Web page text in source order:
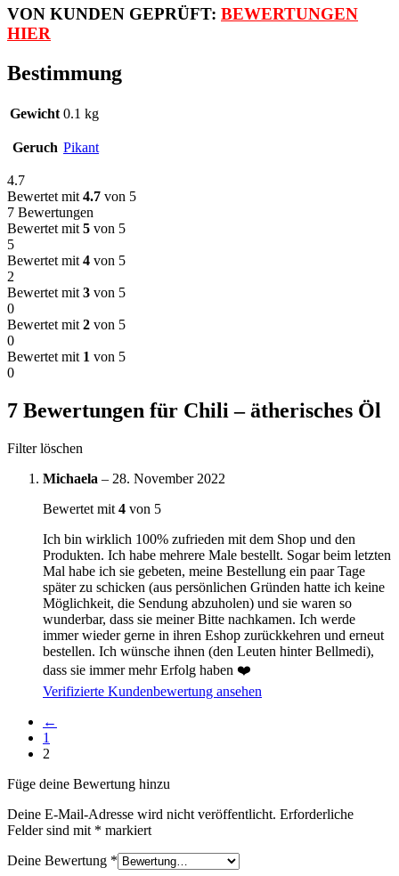
VON KUNDEN GEPRÜFT: BEWERTUNGEN
HIER
Bestimmung
Gewicht 0.1 kg
Geruch Pikant
4.7
Bewertet mit 4.7 von 5
7 Bewertungen
Bewertet mit 5 von 5
5
Bewertet mit 4 von 5
2
Bewertet mit 3 von 5
0
Bewertet mit 2 von 5
0
Bewertet mit 1 von 5
0
7 Bewertungen für Chili – ätherisches Öl
Filter löschen
Michaela – 28. November 2022
Bewertet mit 4 von 5
Ich bin wirklich 100% zufrieden mit dem Shop und den
Produkten. Ich habe mehrere Male bestellt. Sogar beim letzten
Mal habe ich sie gebeten, meine Bestellung ein paar Tage
später zu schicken (aus persönlichen Gründen hatte ich keine
Möglichkeit, die Sendung abzuholen) und sie waren so
wunderbar, dass sie meiner Bitte nachkamen. Ich werde
immer wieder gerne in ihren Eshop zurückkehren und erneut
bestellen. Ich wünsche ihnen (den Leuten hinter Bellmedi),
dass sie immer mehr Erfolg haben ❤️
Verifizierte Kundenbewertung ansehen
←
1
2
Füge deine Bewertung hinzu
Deine E-Mail-Adresse wird nicht veröffentlicht. Erforderliche
Felder sind mit * markiert
Deine Bewertung *